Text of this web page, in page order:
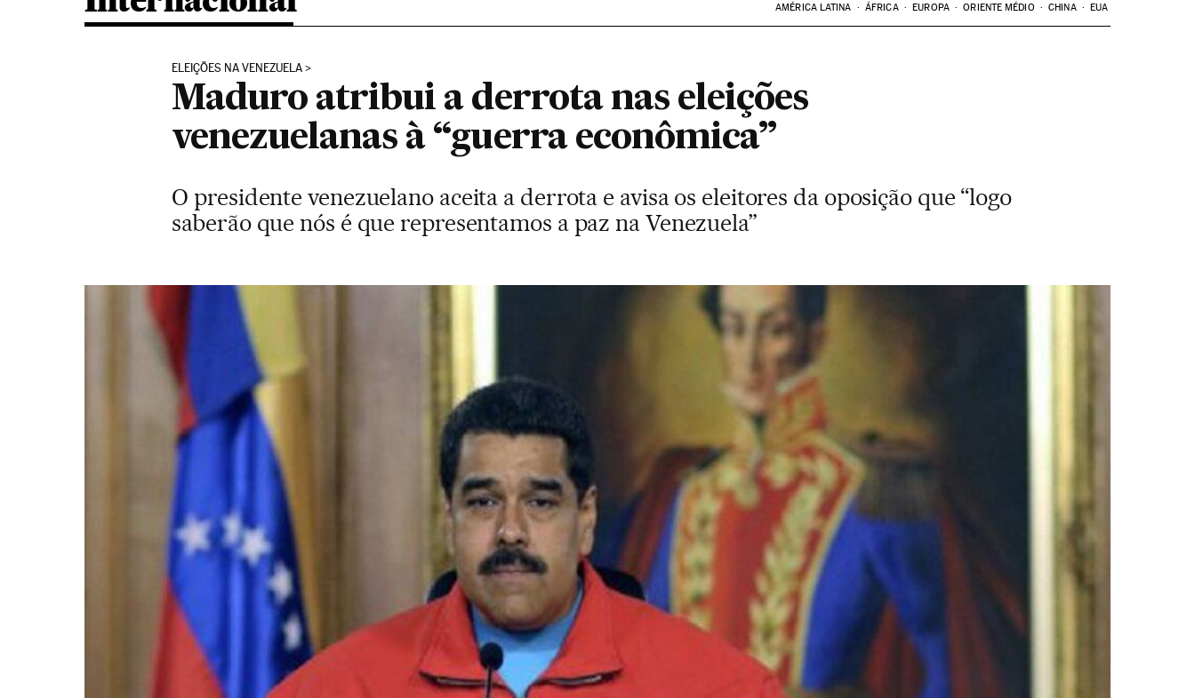
AMÉRICA LATINA ÁFRICA EUROPA ORIENTE MÉDIO CHINA EUA
ELEIÇÕES NA VENEZUELA
Maduro atribui a derrota nas eleições
venezuelanas à “guerra econômica”
O presidente venezuelano aceita a derrota e avisa os eleitores da oposição que “logo
saberão que nós é que representamos a paz na Venezuela”